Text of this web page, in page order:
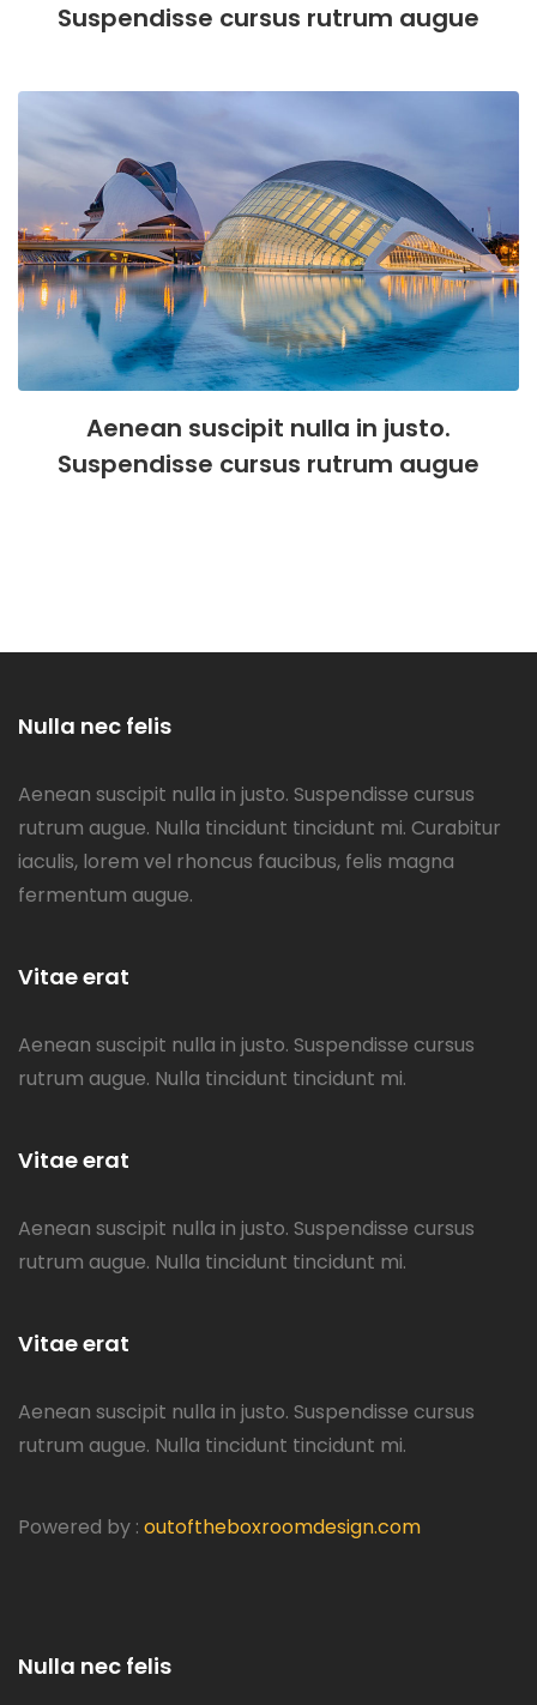
Suspendisse cursus rutrum augue
Aenean suscipit nulla in justo.
Suspendisse cursus rutrum augue
Nulla nec felis
Aenean suscipit nulla in justo. Suspendisse cursus
rutrum augue. Nulla tincidunt tincidunt mi. Curabitur
iaculis, lorem vel rhoncus faucibus, felis magna
fermentum augue.
Vitae erat
Aenean suscipit nulla in justo. Suspendisse cursus
rutrum augue. Nulla tincidunt tincidunt mi.
Vitae erat
Aenean suscipit nulla in justo. Suspendisse cursus
rutrum augue. Nulla tincidunt tincidunt mi.
Vitae erat
Aenean suscipit nulla in justo. Suspendisse cursus
rutrum augue. Nulla tincidunt tincidunt mi.
Powered by : outoftheboxroomdesign.com
Nulla nec felis